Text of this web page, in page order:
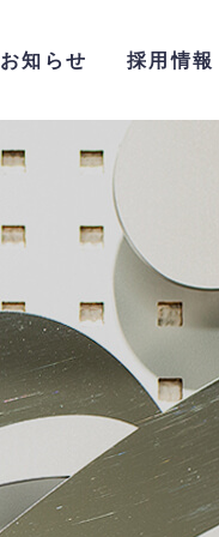
お知らせ 採用情報